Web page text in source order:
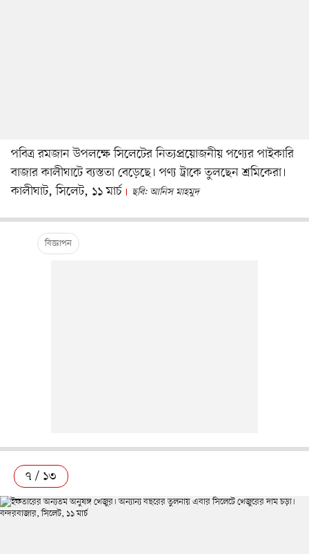
পবিত্র রমজান উপলক্ষে সিলেটের নিত্যপ্রয়োজনীয় পণ্যের পাইকারি
বাজার কালীঘাটে ব্যস্ততা বেড়েছে। পণ্য ট্রাকে তুলছেন শ্রমিকেরা।
কালীঘাট, সিলেট, ১১ মার্চ
ছবি: আনিস মাহমুদ
৭ / ১৩